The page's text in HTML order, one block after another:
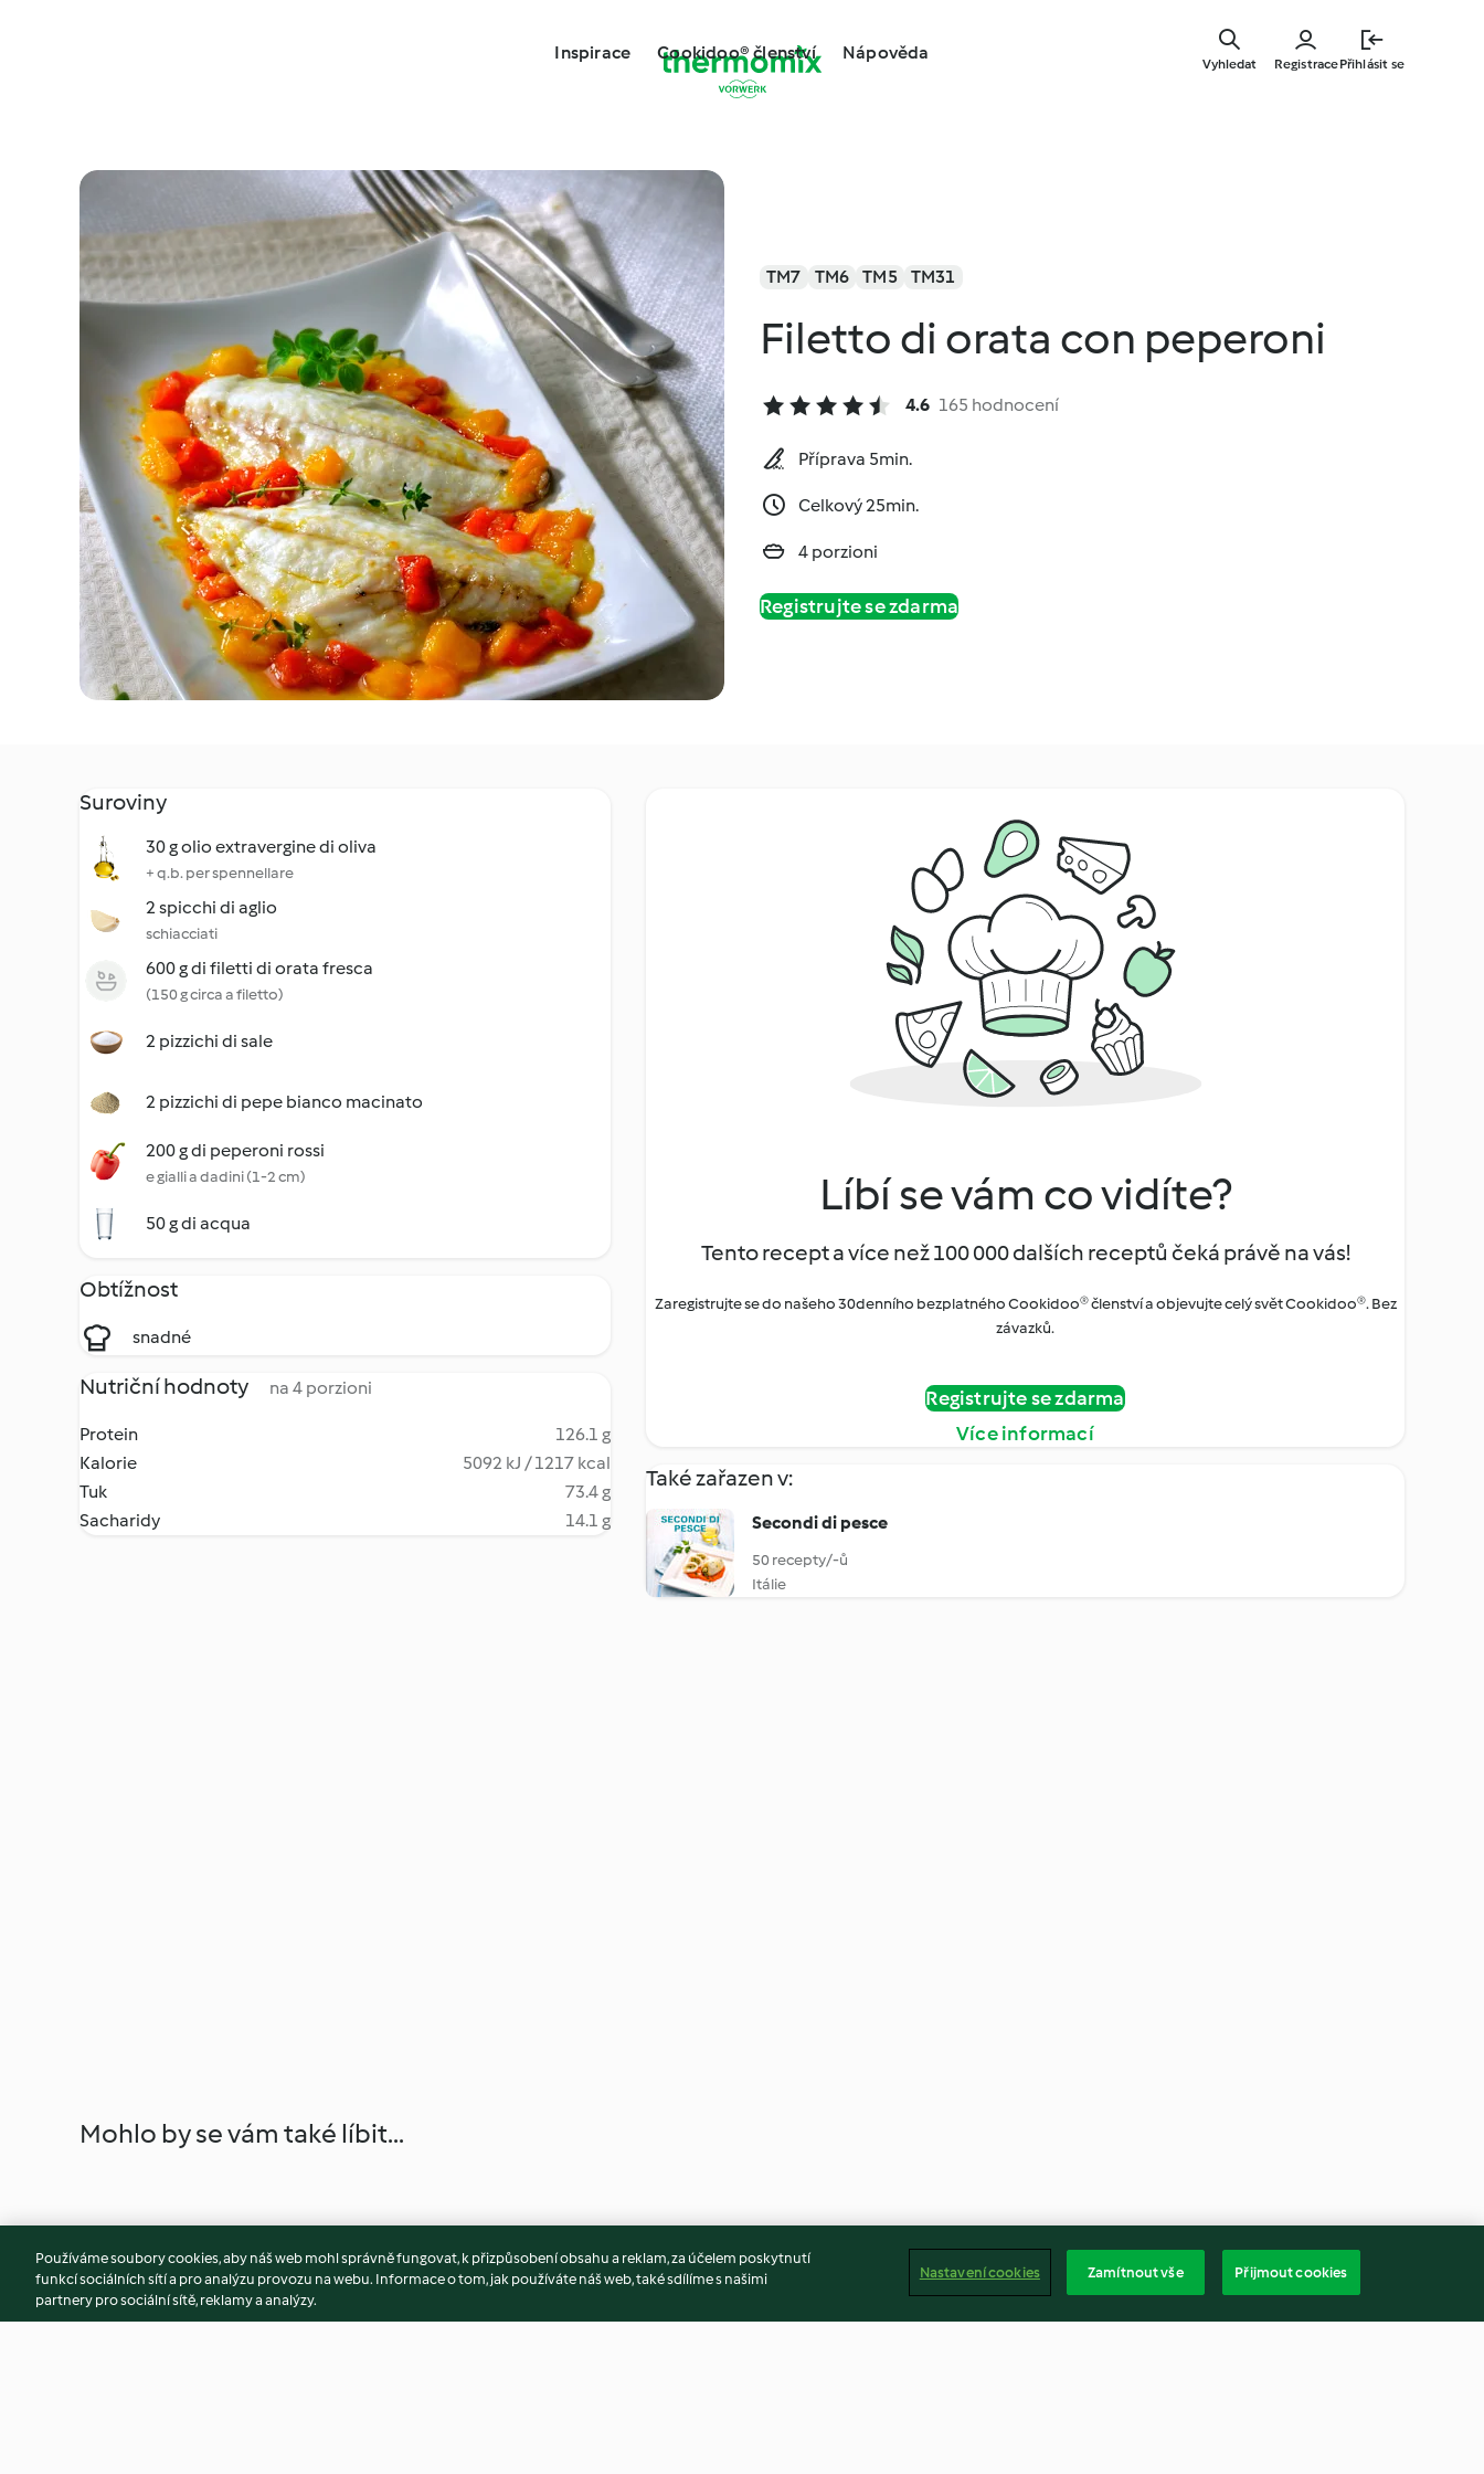
hlavnímu
Inspirace Cookidoo® členství Nápověda
RegistracePřihlásit se
Vyhledat
TM7 TM6 TM5 TM31
Filetto di orata con peperoni
4.6 165 hodnocení
Příprava 5min.
Celkový 25min.
4 porzioni
Registrujte se zdarma
Suroviny
30 g olio extravergine di oliva
+ q.b. per spennellare
2 spicchi di aglio
schiacciati
600 g di filetti di orata fresca
(150 g circa a filetto)
2 pizzichi di sale
2 pizzichi di pepe bianco macinato
200 g di peperoni rossi
e gialli a dadini (1-2 cm)
50 g di acqua
Obtížnost
snadné
Nutriční hodnoty na 4 porzioni
Protein
126.1 g
Kalorie
5092 kJ / 1217 kcal
Tuk
73.4 g
Sacharidy
14.1 g
Líbí se vám co vidíte?
Tento recept a více než 100 000 dalších receptů čeká právě na vás!
Zaregistrujte se do našeho 30denního bezplatného Cookidoo® členství a objevujte celý svět Cookidoo®. Bez
závazků.
Registrujte se zdarma
Více informací
Také zařazen v:
Secondi di pesce
50 recepty/-ů
Itálie
Mohlo by se vám také líbit...
Používáme soubory cookies, aby náš web mohl správně fungovat, k přizpůsobení obsahu a reklam, za účelem poskytnutí
funkcí sociálních sítí a pro analýzu provozu na webu. Informace o tom, jak používáte náš web, také sdílíme s našimi
partnery pro sociální sítě, reklamy a analýzy.
Nastavení cookies Zamítnout vše Přijmout cookies